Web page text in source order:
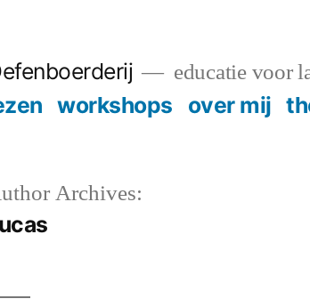
educatie voor
workshops over mij
Archives: